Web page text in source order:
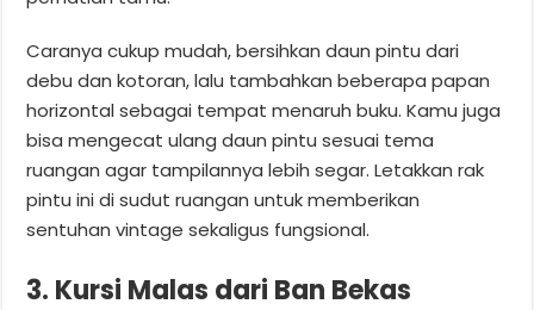
Caranya cukup mudah, bersihkan daun pintu dari
debu dan kotoran, lalu tambahkan beberapa papan
horizontal sebagai tempat menaruh buku. Kamu juga
bisa mengecat ulang daun pintu sesuai tema
ruangan agar tampilannya lebih segar. Letakkan rak
pintu ini di sudut ruangan untuk memberikan
sentuhan vintage sekaligus fungsional.
3. Kursi Malas dari Ban Bekas